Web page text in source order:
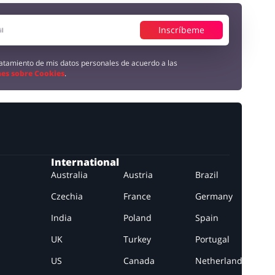
Inscríbeme
de mis datos personales de acuerdo a las
sobre Cookies.
International
Australia Austria
Brazil
Czechia
France
Germany
India
Poland
Spain
UK
Turkey
Portugal
US
Canada Netherlands